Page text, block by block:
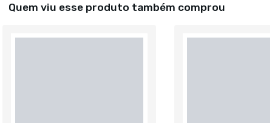
Quem viu esse produto também comprou